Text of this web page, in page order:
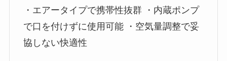
・エアータイプで携帯性抜群 ・内蔵ポンプ
で口を付けずに使用可能 ・空気量調整で妥
協しない快適性